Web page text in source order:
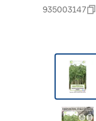
935003147